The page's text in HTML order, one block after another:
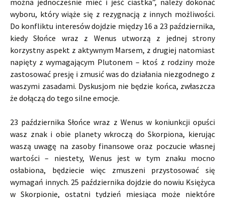
można jednocześnie mieć i jeść ciastka”, należy dokonać
wyboru, który wiąże się z rezygnacją z innych możliwości.
Do konfliktu interesów dojdzie między 16 a 23 października,
kiedy Słońce wraz z Wenus utworzą z jednej strony
korzystny aspekt z aktywnym Marsem, z drugiej natomiast
napięty z wymagającym Plutonem – ktoś z rodziny może
zastosować presję i zmusić was do działania niezgodnego z
waszymi zasadami. Dyskusjom nie będzie końca, zwłaszcza
że dołączą do tego silne emocje.
23 października Słońce wraz z Wenus w koniunkcji opuści
wasz znak i obie planety wkroczą do Skorpiona, kierując
waszą uwagę na zasoby finansowe oraz poczucie własnej
wartości – niestety, Wenus jest w tym znaku mocno
osłabiona, będziecie więc zmuszeni przystosować się
wymagań innych. 25 października dojdzie do nowiu Księżyca
w Skorpionie, ostatni tydzień miesiąca może niektóre